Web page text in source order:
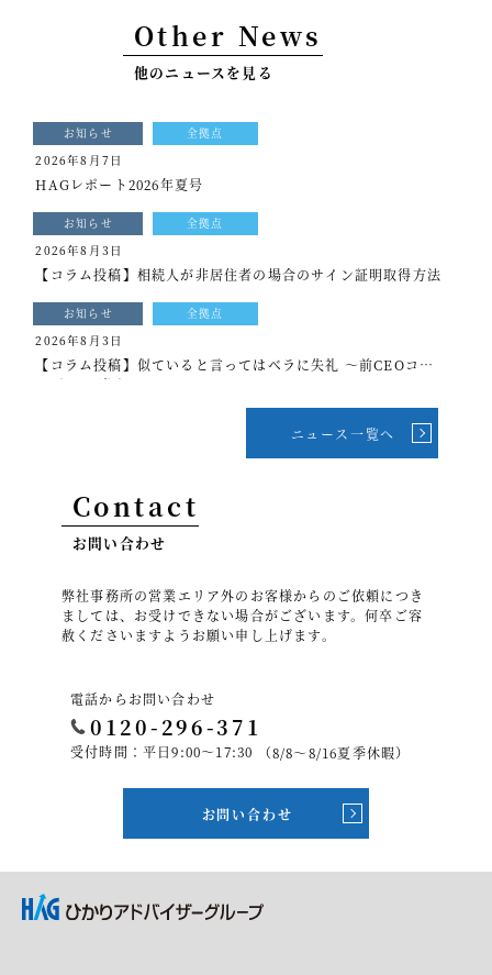
セミナー情報
採用情報
メールマガジン登録
Twitter
Facebook
Other News
他のニュースを見る
お知らせ 全拠点
2026年8月7日
HAGレポート2026年夏号
お知らせ 全拠点
2026年8月3日
【コラム投稿】相続人が非居住者の場合のサイン証明取得方法
お知らせ 全拠点
2026年8月3日
【コラム投稿】似ていると言ってはベラに失礼 ～前CEOコラ
ム[もっと光を]vol.339
ニュース一覧へ
Contact
お問い合わせ
弊社事務所の営業エリア外のお客様からのご依頼につき
ましては、お受けできない場合がございます。何卒ご容
赦くださいますようお願い申し上げます。
電話からお問い合わせ
0120-296-371
受付時間：平日9:00～17:30 （8/8～8/16夏季休暇）
お問い合わせ